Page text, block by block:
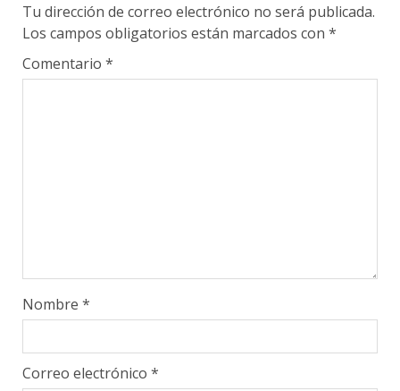
Tu dirección de correo electrónico no será publicada.
Los campos obligatorios están marcados con *
Comentario *
Nombre *
Correo electrónico *